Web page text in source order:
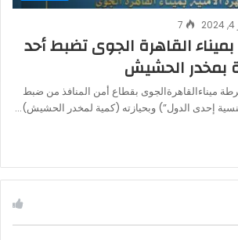
7
بميناء القاهرة الجوى تضبط أحد
بمخدر الحشيش
ميناءالقاهرةالجوى بقطاع أمن المنافذ من ضبط
إحدى الدول”) وبحيازته (كمية لمخدر الحشيش)…